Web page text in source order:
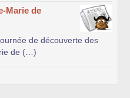
Marie de
de découverte des
de (…)